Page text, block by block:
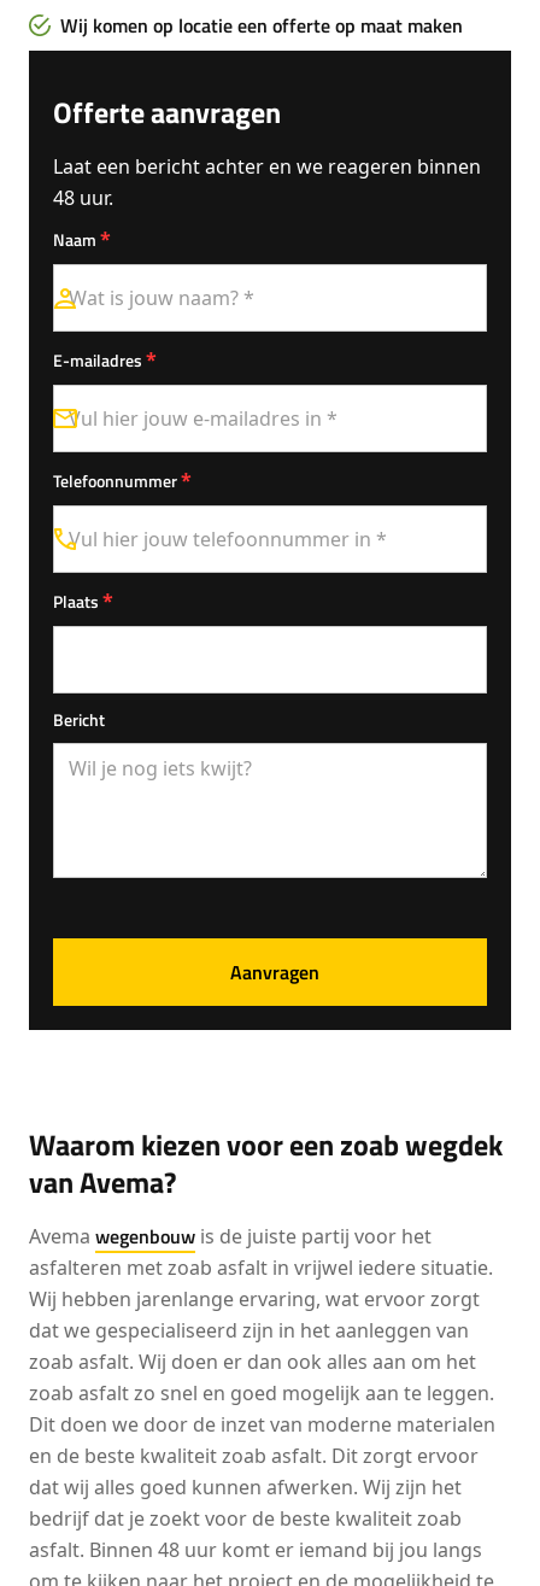
Wij komen op locatie een offerte op maat maken
Offerte aanvragen
Laat een bericht achter en we reageren binnen
48 uur.
Naam*
E-mailadres*
Telefoonnummer*
Plaats*
Bericht
Waarom kiezen voor een zoab wegdek
van Avema?
Avema wegenbouw is de juiste partij voor het
asfalteren met zoab asfalt in vrijwel iedere situatie.
Wij hebben jarenlange ervaring, wat ervoor zorgt
dat we gespecialiseerd zijn in het aanleggen van
zoab asfalt. Wij doen er dan ook alles aan om het
zoab asfalt zo snel en goed mogelijk aan te leggen.
Dit doen we door de inzet van moderne materialen
en de beste kwaliteit zoab asfalt. Dit zorgt ervoor
dat wij alles goed kunnen afwerken. Wij zijn het
bedrijf dat je zoekt voor de beste kwaliteit zoab
asfalt. Binnen 48 uur komt er iemand bij jou langs